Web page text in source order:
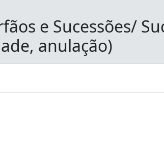
e Sucessões/
anulação)